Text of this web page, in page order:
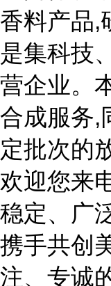
香料产品,
是集科技
营企业。
合成服务,
定批次的
欢迎您来
稳定、广
携手共创
注、专诚